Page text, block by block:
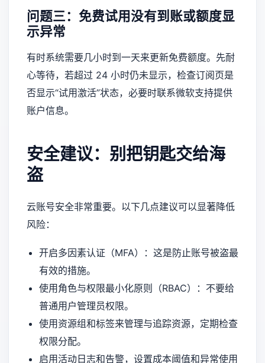
问题三：免费试用没有到账或额度显
示异常
有时系统需要几小时到一天来更新免费额度。先耐
心等待，若超过 24 小时仍未显示，检查订阅页是
否显示“试用激活”状态，必要时联系微软支持提供
账户信息。
安全建议：别把钥匙交给海
盗
云账号安全非常重要。以下几点建议可以显著降低
风险：
开启多因素认证（MFA）：这是防止账号被盗最
有效的措施。
使用角色与权限最小化原则（RBAC）：不要给
普通用户管理员权限。
使用资源组和标签来管理与追踪资源，定期检查
权限分配。
启用活动日志和告警，设置成本阈值和异常使用